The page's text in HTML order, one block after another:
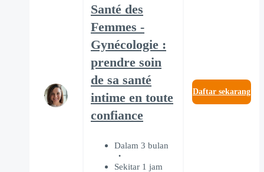
Santé des
Femmes -
Gynécologie :
prendre soin
de sa santé
intime en toute
confiance
Dalam 3 bulan
Sekitar 1 jam
Daftar sekarang